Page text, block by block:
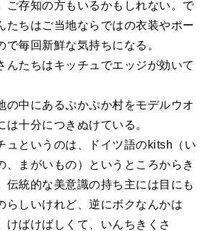
ご存知の方もいるかもしれない。で
たちはご当地ならではの衣装やポー
で毎回新鮮な気持ちになる。
んたちはキッチュでエッジが効いて
の中にあるぷかぷか村をモデルウオ
は十分につきぬけている。
ュというのは、ドイツ語のkitsh（い
、まがいもの）というところからき
伝統的な美意識の持ち主には目にも
らしいけれど、逆にボクなんかは
けばけばしくて、いんちきくさ